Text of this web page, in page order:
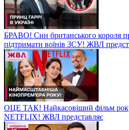
БРАВО! Син британського короля
підтримати воїнів ЗСУ! ЖВЛ
ОЦЕ ТАК! Найкасовіший фільм
NETFLIX! ЖВЛ представляє